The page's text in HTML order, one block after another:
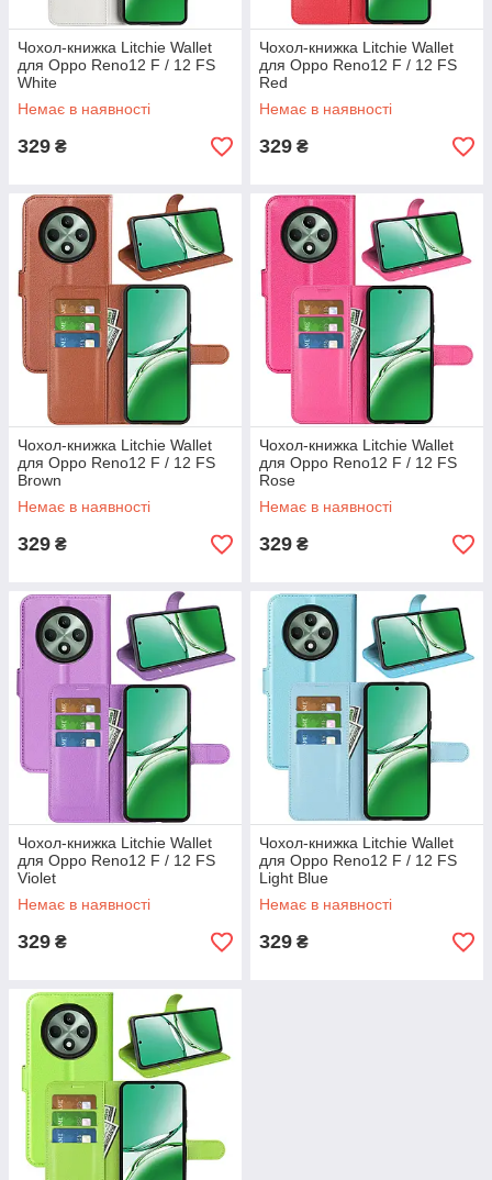
Чохол-книжка Litchie Wallet
для Oppo Reno12 F / 12 FS
White
Немає в наявності
329 ₴
Чохол-книжка Litchie Wallet
для Oppo Reno12 F / 12 FS
Red
Немає в наявності
329 ₴
Чохол-книжка Litchie Wallet
для Oppo Reno12 F / 12 FS
Brown
Немає в наявності
329 ₴
Чохол-книжка Litchie Wallet
для Oppo Reno12 F / 12 FS
Rose
Немає в наявності
329 ₴
Чохол-книжка Litchie Wallet
для Oppo Reno12 F / 12 FS
Violet
Немає в наявності
329 ₴
Чохол-книжка Litchie Wallet
для Oppo Reno12 F / 12 FS
Light Blue
Немає в наявності
329 ₴